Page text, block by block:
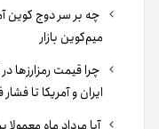
چه بر سر دوج کوین
میم‌کوین بازار
ایران و آمریکا تا